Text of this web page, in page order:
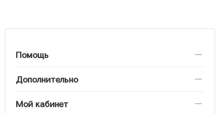
Помощь
Дополнительно
Мой кабинет